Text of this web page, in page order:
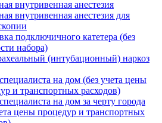
внутривенная анестезия
внутривенная анестезия для
подключичного катетера (без
набора)
(интубационный) наркоз
на дом (без учета цены
и транспортных расходов)
на дом за черту города
цены процедур и транспортных